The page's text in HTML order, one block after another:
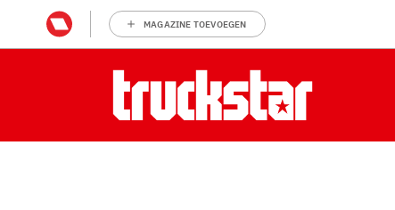
MAGAZINE TOEVOEGEN